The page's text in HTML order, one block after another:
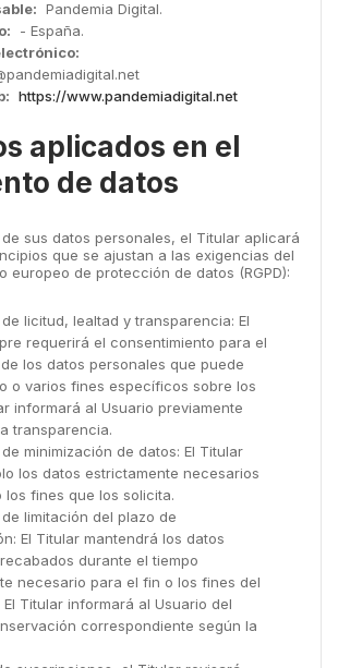
Pandemia Digital.
- España.
https://www.pandemiadigital.net
aplicados en el
de datos
sus datos personales, el Titular aplicará
que se ajustan a las exigencias del
europeo de protección de datos (RGPD):
licitud, lealtad y transparencia: El
requerirá el consentimiento para el
los datos personales que puede
o varios fines específicos sobre los
informará al Usuario previamente
transparencia.
minimización de datos: El Titular
los datos estrictamente necesarios
los fines que los solicita.
limitación del plazo de
El Titular mantendrá los datos
durante el tiempo
necesario para el fin o los fines del
Titular informará al Usuario del
correspondiente según la